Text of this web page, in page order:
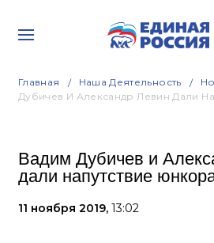
Главная Наша Деятельность
Дубичев И Александр Левин Дали
Вадим Дубичев и
дали напутствие
11 ноября 2019, 13:02